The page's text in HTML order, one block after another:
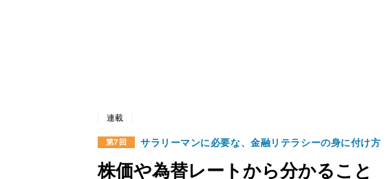
連載
第7回 サラリーマンに必要な、金融リテラシーの身に付け方
株価や為替レートから分かること